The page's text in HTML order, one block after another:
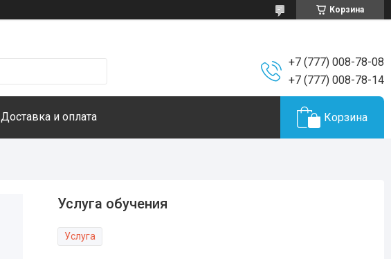
Корзина
+7 (777) 008-78-08
+7 (777) 008-78-14
Доставка и оплата Корзина
Услуга обучения
Услуга